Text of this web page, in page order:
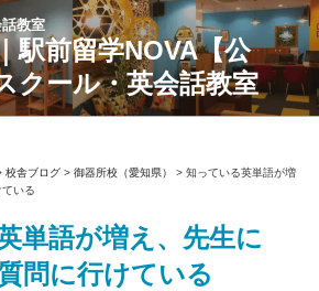
教室
駅前留学NOVA【公
クール・英会話教室
校舎ブログ > 御器所校（愛知県） > 知っている英単語が増
いる
単語が増え、先生に
問に行けている